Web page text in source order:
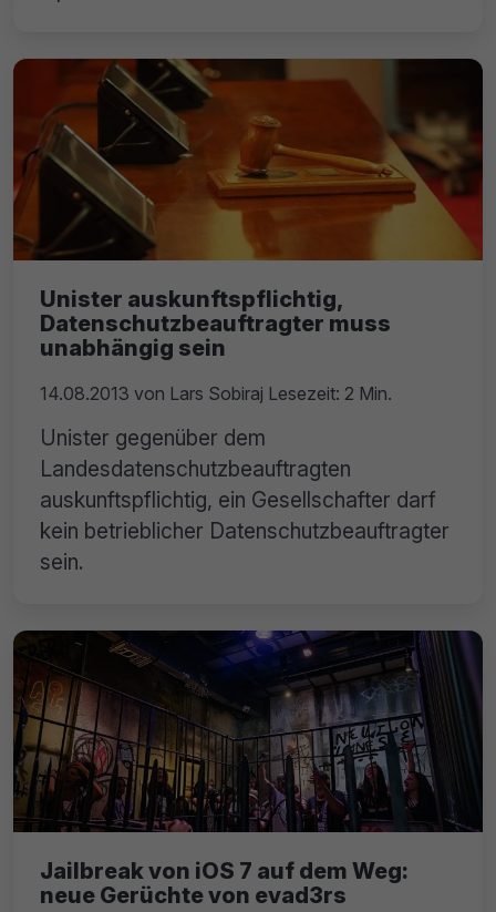
Unister auskunftspflichtig,
Datenschutzbeauftragter muss
unabhängig sein
14.08.2013 von Lars Sobiraj Lesezeit: 2 Min.
Unister gegenüber dem
Landesdatenschutzbeauftragten
auskunftspflichtig, ein Gesellschafter darf
kein betrieblicher Datenschutzbeauftragter
sein.
Jailbreak von iOS 7 auf dem Weg:
neue Gerüchte von evad3rs